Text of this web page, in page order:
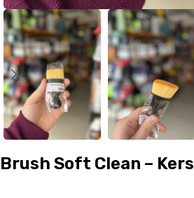
Brush Soft Clean – Kers